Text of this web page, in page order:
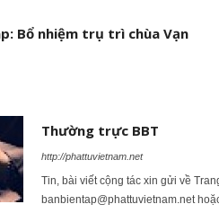
Bổ nhiệm trụ trì chùa Vạn
Thường trực BBT
http://phattuvietnam.net
Tin, bài viết cộng tác xin gửi về
banbientap@phattuvietnam.net